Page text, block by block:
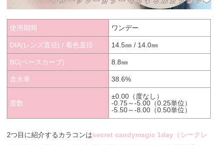
使用期間 ワンデー
DIA(レンズ直径) / 着色直径 14.5㎜ / 14.0㎜
BC(ベースカーブ) 8.8㎜
含水率 38.6%
度数
±0.00（度なし）
-0.75～-5.00（0.25単位）
-5.50～-8.00（0.50単位）
2つ目に紹介するカラコンはsecret candymagic 1day（シークレ